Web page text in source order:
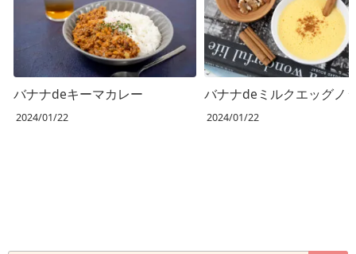
バナナdeキーマカレー
2024/01/22
バナナdeミルクエッグノ
2024/01/22